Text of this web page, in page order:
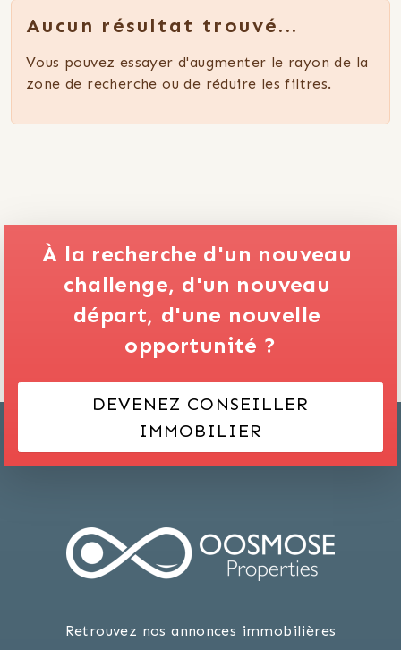
Aucun résultat trouvé...
Vous pouvez essayer d'augmenter le rayon de la
zone de recherche ou de réduire les filtres.
À la recherche d'un nouveau
challenge, d'un nouveau
départ, d'une nouvelle
opportunité ?
DEVENEZ CONSEILLER
IMMOBILIER
Retrouvez nos annonces immobilières